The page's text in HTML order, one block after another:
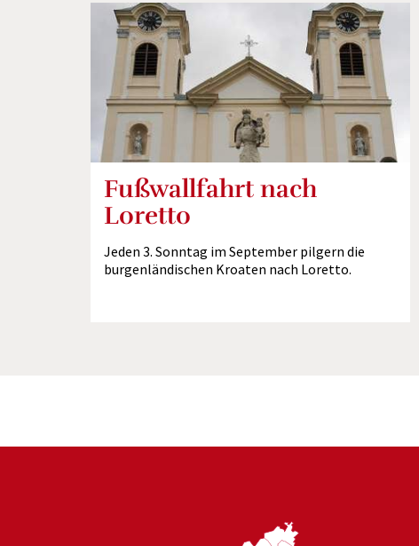
Fußwallfahrt nach
Loretto
Jeden 3. Sonntag im September pilgern die
burgenländischen Kroaten nach Loretto.